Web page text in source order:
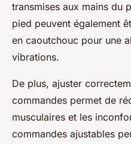
transmises aux mains du
pied peuvent également
en caoutchouc pour une
vibrations.
De plus, ajuster
commandes permet de
musculaires et les
commandes ajustables